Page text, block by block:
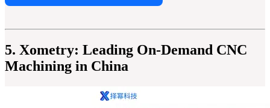
5. Xometry: Leading On-Demand CNC
Machining in China